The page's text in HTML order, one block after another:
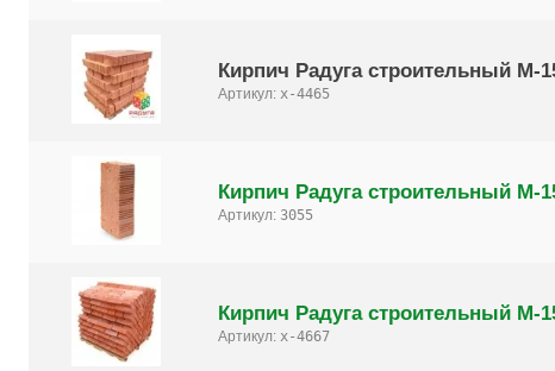
Кирпич Радуга строительный М-
Артикул: x-4465
Кирпич Радуга строительный М-
Артикул: 3055
Кирпич Радуга строительный М-
Артикул: x-4667